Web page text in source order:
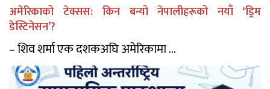
अमेरिकाको टेक्सस: किन बन्यो नेपालीहरूको नयाँ ‘ड्रिम
डेस्टिनेसन’?
– शिव शर्मा एक दशकअघि अमेरिकामा ...